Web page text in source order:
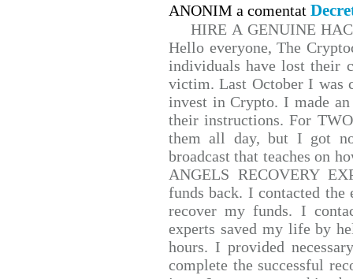
ANONIM a comentat
HIRE A GENUINE
Hello everyone, The
individuals have lost their
victim. Last October I was
invest in Crypto. I made
their instructions. For
them all day, but I got
broadcast that teaches on
ANGELS RECOVERY
funds back. I contacted
recover my funds. I
experts saved my life by
hours. I provided
complete the successful